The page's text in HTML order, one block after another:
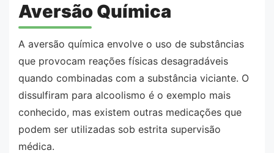
Aversão Química
A aversão química envolve o uso de substâncias
que provocam reações físicas desagradáveis
quando combinadas com a substância viciante. O
dissulfiram para alcoolismo é o exemplo mais
conhecido, mas existem outras medicações que
podem ser utilizadas sob estrita supervisão
médica.